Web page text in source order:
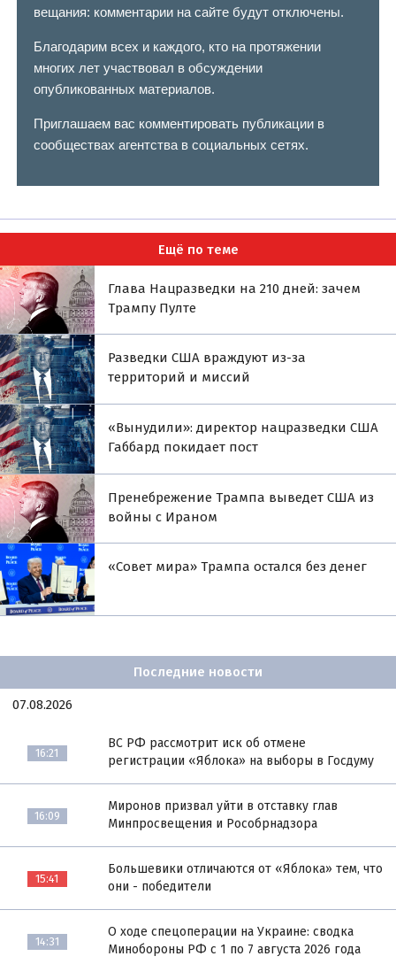
вещания: комментарии на сайте будут отключены.
Благодарим всех и каждого, кто на протяжении
многих лет участвовал в обсуждении
опубликованных материалов.
Приглашаем вас комментировать публикации в
сообществах агентства в социальных сетях.
Ещё по теме
Глава Нацразведки на 210 дней: зачем
Трампу Пулте
Разведки США враждуют из-за
территорий и миссий
«Вынудили»: директор нацразведки США
Габбард покидает пост
Пренебрежение Трампа выведет США из
войны с Ираном
«Совет мира» Трампа остался без денег
Последние новости
07.08.2026
16:21
ВС РФ рассмотрит иск об отмене
регистрации «Яблока» на выборы в Госдуму
16:09
Миронов призвал уйти в отставку глав
Минпросвещения и Рособрнадзора
15:41
Большевики отличаются от «Яблока» тем, что
они - победители
14:31
О ходе спецоперации на Украине: сводка
Минобороны РФ с 1 по 7 августа 2026 года